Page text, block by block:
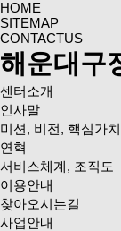
HOME
SITEMAP
CONTACTUS
해운대구
센터소개
인사말
미션, 비전, 핵심가
연혁
서비스체계, 조직도
이용안내
찾아오시는길
사업안내